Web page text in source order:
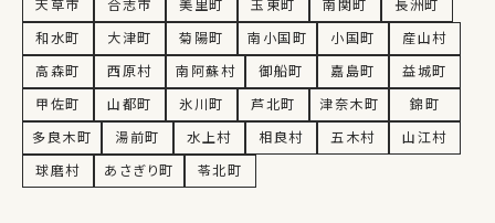
天草市
合志市 美里町 玉東町 南関町
長洲町
和水町
大津町 菊陽町 南小国町 小国町
産山村
高森町
西原村 南阿蘇村 御船町 嘉島町
益城町
甲佐町
山都町 氷川町 芦北町 津奈木町
錦町
多良木町
湯前町 水上村 相良村 五木村
山江村
球磨村
あさぎり町 苓北町